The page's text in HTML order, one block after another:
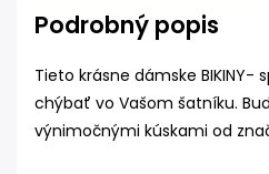
Podrobný popis
Tieto krásne dámske BIKINY-
chýbať vo Vašom šatníku.
výnimočnými kúskami od